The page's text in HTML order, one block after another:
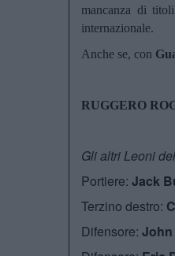
mancanza di
internazionale.
Anche se, con
RUGGERO
Gli altri Leoni
Portiere: Jack
Terzino destro:
Difensore: John